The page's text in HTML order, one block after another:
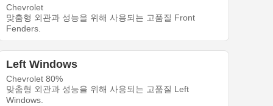
Chevrolet
맞춤형 외관과 성능을 위해 사용되는 고품질 Front
Fenders.
Left Windows
Chevrolet 80%
맞춤형 외관과 성능을 위해 사용되는 고품질 Left
Windows.